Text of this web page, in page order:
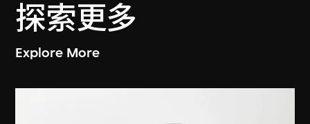
探索更多
Explore More